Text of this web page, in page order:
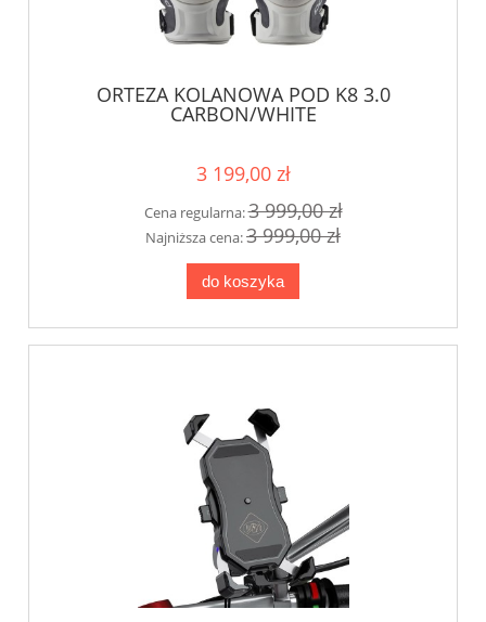
ORTEZA KOLANOWA POD K8 3.0
CARBON/WHITE
3 199,00 zł
Cena regularna:3 999,00 zł
Najniższa cena:3 999,00 zł
do koszyka